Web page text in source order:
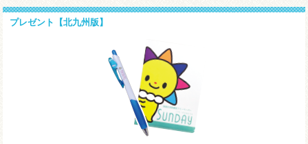
プレゼント【北九州版】